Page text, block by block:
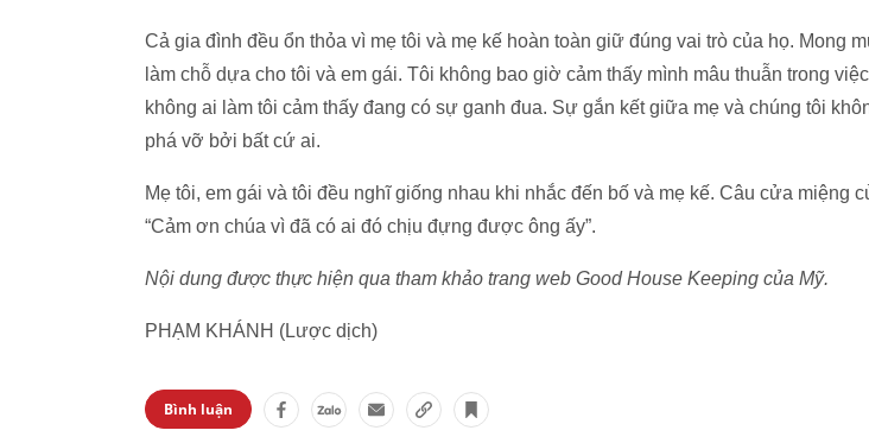
Cả gia đình đều ổn thỏa vì mẹ tôi và mẹ kế hoàn toàn giữ đúng vai trò của họ. Mong
làm chỗ dựa cho tôi và em gái. Tôi không bao giờ cảm thấy mình mâu thuẫn trong
không ai làm tôi cảm thấy đang có sự ganh đua. Sự gắn kết giữa mẹ và chúng tôi
phá vỡ bởi bất cứ ai.
Mẹ tôi, em gái và tôi đều nghĩ giống nhau khi nhắc đến bố và mẹ kế. Câu cửa miệng
“Cảm ơn chúa vì đã có ai đó chịu đựng được ông ấy”.
Nội dung được thực hiện qua tham khảo trang web Good House Keeping của Mỹ.
PHẠM KHÁNH (Lược dịch)
Bình luận